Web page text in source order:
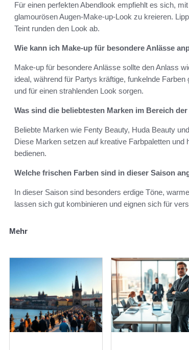
Für einen perfekten Abendlook empfiehlt es sich,
glamourösen Augen-Make-up-Look zu kreieren.
Teint runden den Look ab.
Wie kann ich Make-up für besondere Anlässe
Make-up für besondere Anlässe sollte den Anlass
ideal, während für Partys kräftige, funkelnde
und für einen strahlenden Look sorgen.
Was sind die beliebtesten Marken im Bereich
Beliebte Marken wie Fenty Beauty, Huda Beauty
Diese Marken setzen auf kreative Farbpaletten
bedienen.
Welche frischen Farben sind in dieser Saison
In dieser Saison sind besonders erdige Töne,
lassen sich gut kombinieren und eignen sich für
Mehr